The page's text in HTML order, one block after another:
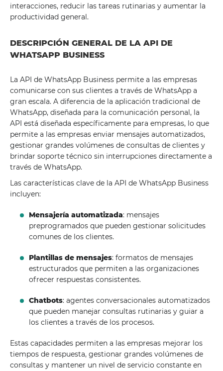
interacciones, reducir las tareas rutinarias y aumentar la
productividad general.
DESCRIPCIÓN GENERAL DE LA API DE
WHATSAPP BUSINESS
La API de WhatsApp Business permite a las empresas
comunicarse con sus clientes a través de WhatsApp a
gran escala. A diferencia de la aplicación tradicional de
WhatsApp, diseñada para la comunicación personal, la
API está diseñada específicamente para empresas, lo que
permite a las empresas enviar mensajes automatizados,
gestionar grandes volúmenes de consultas de clientes y
brindar soporte técnico sin interrupciones directamente a
través de WhatsApp.
Las características clave de la API de WhatsApp Business
incluyen:
Mensajería automatizada: mensajes
preprogramados que pueden gestionar solicitudes
comunes de los clientes.
Plantillas de mensajes: formatos de mensajes
estructurados que permiten a las organizaciones
ofrecer respuestas consistentes.
Chatbots: agentes conversacionales automatizados
que pueden manejar consultas rutinarias y guiar a
los clientes a través de los procesos.
Estas capacidades permiten a las empresas mejorar los
tiempos de respuesta, gestionar grandes volúmenes de
consultas y mantener un nivel de servicio constante en